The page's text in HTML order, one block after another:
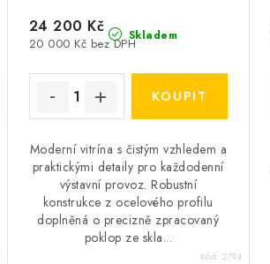
Skladem
20 000 Kč bez DPH
24 200 Kč
Moderní vitrína s čistým vzhledem a
praktickými detaily pro každodenní
výstavní provoz. Robustní
konstrukce z ocelového profilu
doplněná o precizně zpracovaný
poklop ze skla...
Kód: 2794